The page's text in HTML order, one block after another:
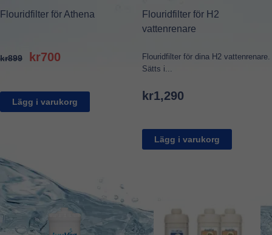
Flouridfilter för Athena
kr899
Original
kr899.
kr700
kr700.
Lägg i varukorg
Flouridfilter för H2
vattenrenare
Flouridfilter för dina H2 vattenrenare.
Sätts i...
kr1,290
Lägg i varukorg